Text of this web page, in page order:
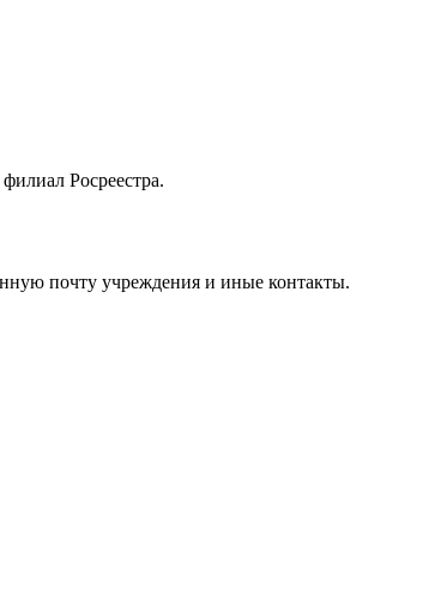
Росреестра.
почту учреждения и иные контакты.